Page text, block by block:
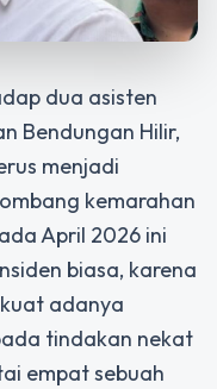
dua asisten
Bendungan Hilir,
menjadi
kemarahan
April 2026 ini
biasa, karena
adanya
tindakan nekat
empat sebuah